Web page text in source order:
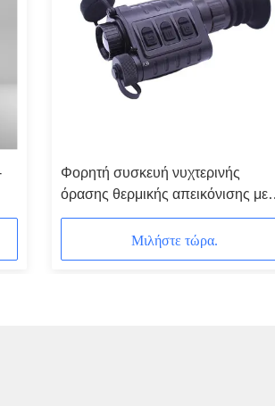
Φορητή συσκευή νυχτερινής
όρασης θερμικής απεικόνισης με
ανθεκτική στο νερό σχεδίαση και
ταχύτητα 50fpsΜιλήστε τώρα.